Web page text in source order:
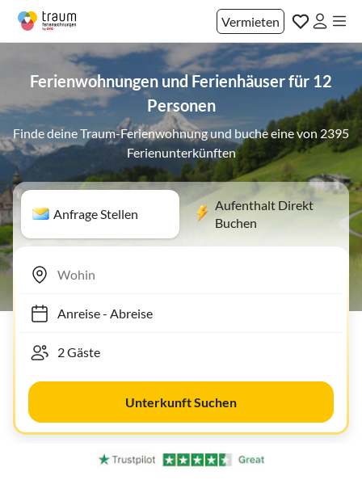
Vermieten
Ferienwohnungen und Ferienhäuser für 12
Personen
Finde deine Traum-Ferienwohnung und buche eine von 2395
Ferienunterkünften
Anfrage Stellen
Aufenthalt Direkt
Buchen
Anreise- Abreise
Unterkunft Suchen